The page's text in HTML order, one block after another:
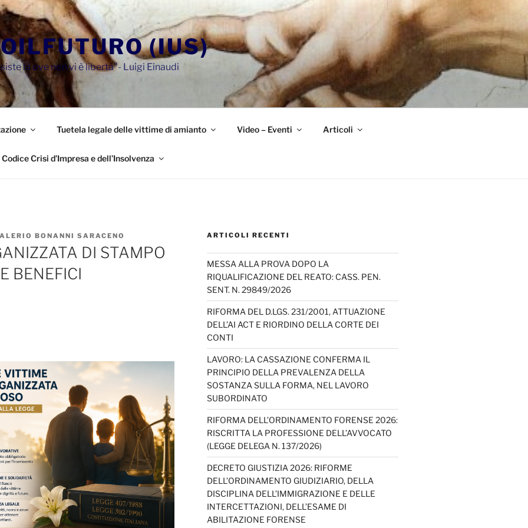
(IUS)
là ove non vi è libertà"- Luigi Einaudi
Tuetela legale delle vittime di amianto Video – Eventi Articoli
Codice Crisi d’Impresa e dell’Insolvenza
BONANNI SARACENO
DI STAMPO
BENEFICI
ARTICOLI RECENTI
MESSA ALLA PROVA DOPO LA
RIQUALIFICAZIONE DEL REATO: CASS. PEN.
SENT. N. 29849/2026
RIFORMA DEL D.LGS. 231/2001, ATTUAZIONE
DELL’AI ACT E RIORDINO DELLA CORTE DEI
CONTI
LAVORO: LA CASSAZIONE CONFERMA IL
PRINCIPIO DELLA PREVALENZA DELLA
SOSTANZA SULLA FORMA, NEL LAVORO
SUBORDINATO
RIFORMA DELL’ORDINAMENTO FORENSE 2026:
RISCRITTA LA PROFESSIONE DELL’AVVOCATO
(LEGGE DELEGA N. 137/2026)
DECRETO GIUSTIZIA 2026: RIFORME
DELL’ORDINAMENTO GIUDIZIARIO, DELLA
DISCIPLINA DELL’IMMIGRAZIONE E DELLE
INTERCETTAZIONI, DELL’ESAME DI
ABILITAZIONE FORENSE